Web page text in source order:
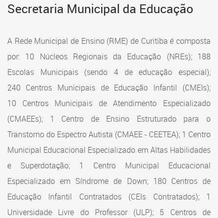
Contato
úteis
Portal da Prefeitura de Curitiba
Cadastramento Escolar
Cadastro Online
Portal ICS Instituto Curitiba de
Portal Aprendere
Portal do Servidor
Crianças e estudantes
Contato
Estrutura da Secretaria
Estrutura da Secretaria
Superintendência Executiva
Departamento de Logística
Departamento de Logística
Gerência de Almoxarifado
Secretaria Municipal da Educação
A Rede Municipal de Ensino (RME) de Curitiba é composta
por: 10 Núcleos Regionais da Educação (NREs); 188
Escolas Municipais (sendo 4 de educação especial);
240 Centros Municipais de Educação Infantil (CMEIs);
10 Centros Municipais de Atendimento Especializado
(CMAEEs); 1 Centro de Ensino Estruturado para o
Transtorno do Espectro Autista (CMAEE - CEETEA); 1 Centro
Municipal Educacional Especializado em Altas Habilidades
e Superdotação; 1 Centro Municipal Educacional
Especializado em Síndrome de Down; 180 Centros de
Educação Infantil Contratados (CEIs Contratados); 1
Universidade Livre do Professor (ULP); 5 Centros de